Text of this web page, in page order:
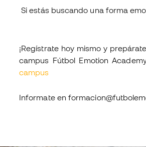
Si estás buscando una forma
¡Regístrate hoy mismo y
campus Fútbol Emotion
campus
Informate en